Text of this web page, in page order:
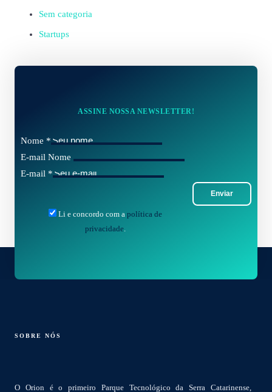
Sem categoria
Startups
ASSINE NOSSA NEWSLETTER!
Nome *
E-mail Nome
E-mail *
Enviar
Li e concordo com a política de
privacidade.
SOBRE NÓS
O Orion é o primeiro Parque Tecnológico da Serra Catarinense,